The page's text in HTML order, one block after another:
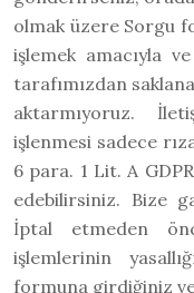
olmak üzere Sorgu
işlemek amacıyla
tarafımızdan
aktarmıyoruz.
işlenmesi sadece
6 para. 1 Lit. A
edebilirsiniz. Bize
İptal etmeden
işlemlerinin
formuna girdiğiniz